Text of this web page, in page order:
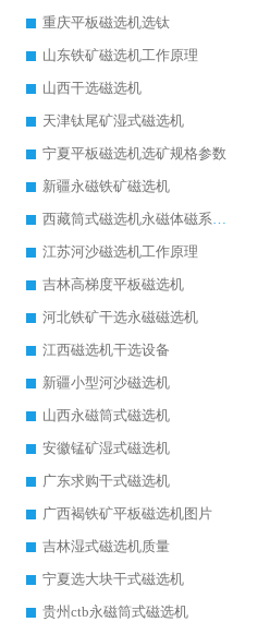
重庆平板磁选机选钛
山东铁矿磁选机工作原理
山西干选磁选机
天津钛尾矿湿式磁选机
宁夏平板磁选机选矿规格参数
新疆永磁铁矿磁选机
西藏筒式磁选机永磁体磁系设计
江苏河沙磁选机工作原理
吉林高梯度平板磁选机
河北铁矿干选永磁磁选机
江西磁选机干选设备
新疆小型河沙磁选机
山西永磁筒式磁选机
安徽锰矿湿式磁选机
广东求购干式磁选机
广西褐铁矿平板磁选机图片
吉林湿式磁选机质量
宁夏选大块干式磁选机
贵州ctb永磁筒式磁选机